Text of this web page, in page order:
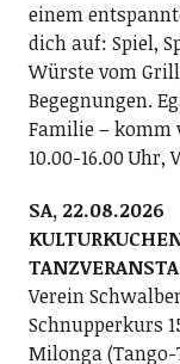
einem
dich auf: Spiel,
Würste vom
Begegnungen.
Familie – komm
10.00-16.00
SA, 22.08.2026
Verein
Schnupperkurs
Milonga (Tango-